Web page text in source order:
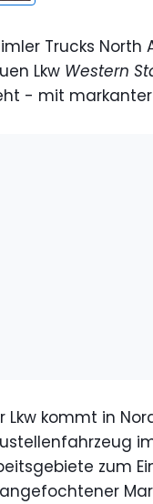
Trucks North
Lkw Western
- mit
Lkw kommt in
zum